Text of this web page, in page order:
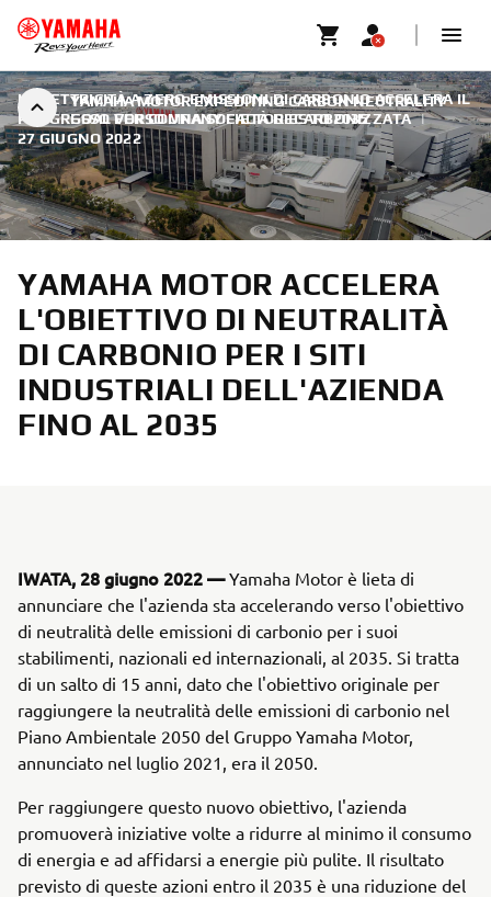
YAMAHA MOTOR EXPEDITING CARBON NEUTRALITY
GOAL FOR COMPANY FACTORIES TO 2035
L'ELETTRICITÀ A ZERO EMISSIONI DI CARBONIO ACCELERA IL
PROGRESSO VERSO UNA SOCIETÀ DECARBONIZZATA |
27 GIUGNO 2022
YAMAHA MOTOR ACCELERA
L'OBIETTIVO DI NEUTRALITÀ
DI CARBONIO PER I SITI
INDUSTRIALI DELL'AZIENDA
FINO AL 2035
IWATA, 28 giugno 2022 —Yamaha Motor è lieta di
annunciare che l'azienda sta accelerando verso l'obiettivo
di neutralità delle emissioni di carbonio per i suoi
stabilimenti, nazionali ed internazionali, al 2035. Si tratta
di un salto di 15 anni, dato che l'obiettivo originale per
raggiungere la neutralità delle emissioni di carbonio nel
Piano Ambientale 2050 del Gruppo Yamaha Motor,
annunciato nel luglio 2021, era il 2050.
Per raggiungere questo nuovo obiettivo, l'azienda
promuoverà iniziative volte a ridurre al minimo il consumo
di energia e ad affidarsi a energie più pulite. Il risultato
previsto di queste azioni entro il 2035 è una riduzione del